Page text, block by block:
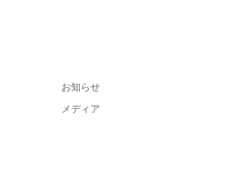
お知らせ
メディア